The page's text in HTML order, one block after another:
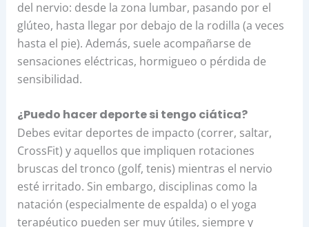
del nervio: desde la zona lumbar, pasando por el
glúteo, hasta llegar por debajo de la rodilla (a veces
hasta el pie). Además, suele acompañarse de
sensaciones eléctricas, hormigueo o pérdida de
sensibilidad.
¿Puedo hacer deporte si tengo ciática?
Debes evitar deportes de impacto (correr, saltar,
CrossFit) y aquellos que impliquen rotaciones
bruscas del tronco (golf, tenis) mientras el nervio
esté irritado. Sin embargo, disciplinas como la
natación (especialmente de espalda) o el yoga
terapéutico pueden ser muy útiles, siempre y